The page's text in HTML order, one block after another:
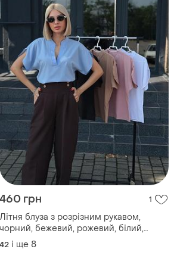
460 грн 1
Літня блуза з розрізним рукавом,
чорний, бежевий, рожевий, білий,
блакитний
42 і ще 8